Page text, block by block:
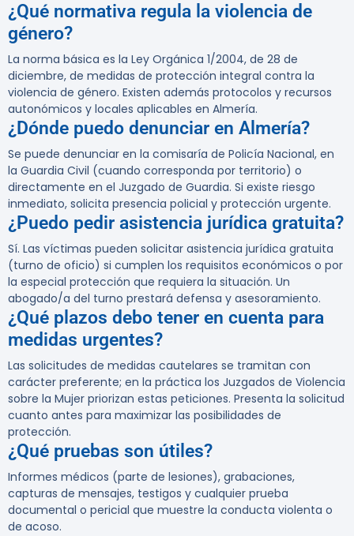
¿Qué normativa regula la violencia de
género?
La norma básica es la Ley Orgánica 1/2004, de 28 de
diciembre, de medidas de protección integral contra la
violencia de género. Existen además protocolos y recursos
autonómicos y locales aplicables en Almería.
¿Dónde puedo denunciar en Almería?
Se puede denunciar en la comisaría de Policía Nacional, en
la Guardia Civil (cuando corresponda por territorio) o
directamente en el Juzgado de Guardia. Si existe riesgo
inmediato, solicita presencia policial y protección urgente.
¿Puedo pedir asistencia jurídica gratuita?
Sí. Las víctimas pueden solicitar asistencia jurídica gratuita
(turno de oficio) si cumplen los requisitos económicos o por
la especial protección que requiera la situación. Un
abogado/a del turno prestará defensa y asesoramiento.
¿Qué plazos debo tener en cuenta para
medidas urgentes?
Las solicitudes de medidas cautelares se tramitan con
carácter preferente; en la práctica los Juzgados de Violencia
sobre la Mujer priorizan estas peticiones. Presenta la solicitud
cuanto antes para maximizar las posibilidades de
protección.
¿Qué pruebas son útiles?
Informes médicos (parte de lesiones), grabaciones,
capturas de mensajes, testigos y cualquier prueba
documental o pericial que muestre la conducta violenta o
de acoso.